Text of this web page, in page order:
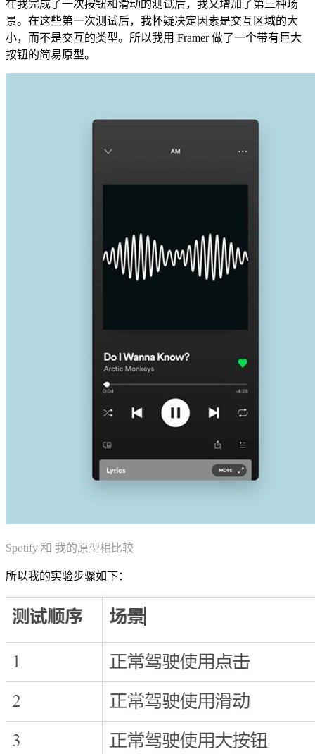
在我完成了一次按钮和滑动的测试后，我又增加了第三种场
景。在这些第一次测试后，我怀疑决定因素是交互区域的大
小，而不是交互的类型。所以我用 Framer 做了一个带有巨大
按钮的简易原型。
Spotify 和 我的原型相比较
所以我的实验步骤如下：